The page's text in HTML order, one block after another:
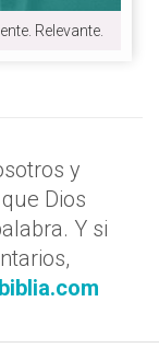
Relevante.
y
Dios
Y si